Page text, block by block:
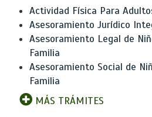
Actividad Física Para
Asesoramiento Jurídico
Asesoramiento Legal de
Familia
Asesoramiento Social de
Familia
MÁS TRÁMITES